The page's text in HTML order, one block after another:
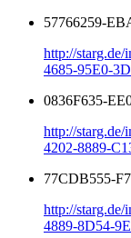
57766259-
http://
4685-95E0-
0836F635-
http://starg.de/
4202-8889-
77CDB555-
http://starg.de/
4889-8D54-